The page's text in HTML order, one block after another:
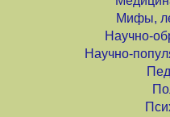
Мифы,
Научно-
Научно-